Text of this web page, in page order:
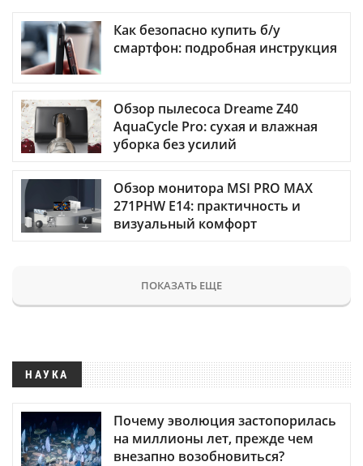
Как безопасно купить б/у
смартфон: подробная инструкция
Обзор пылесоса Dreame Z40
AquaCycle Pro: сухая и влажная
уборка без усилий
Обзор монитора MSI PRO MAX
271PHW E14: практичность и
визуальный комфорт
ПОКАЗАТЬ ЕЩЕ
НАУКА
Почему эволюция застопорилась
на миллионы лет, прежде чем
внезапно возобновиться?